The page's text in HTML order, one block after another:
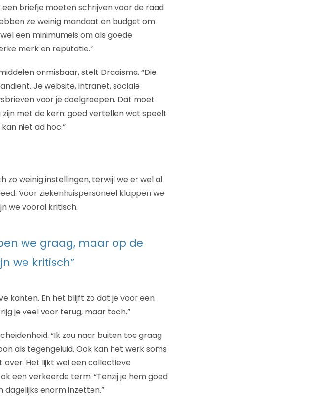
briefje moeten schrijven voor de raad
ze weinig mandaat en budget om
een minimumeis om als goede
merk en reputatie.”
onmisbaar, stelt Draaisma. “Die
Je website, intranet, sociale
voor je doelgroepen. Dat moet
zijn met de kern: goed vertellen wat speelt
niet ad hoc.”
zo weinig instellingen, terwijl we er wel al
Voor ziekenhuispersoneel klappen we
we vooral kritisch.
we graag, maar op de
we kritisch”
kanten. En het blijft zo dat je voor een
je veel voor terug, maar toch.”
“Ik zou naar buiten toe graag
als tegengeluid. Ook kan het werk soms
Het lijkt wel een collectieve
een verkeerde term: “Tenzij je hem goed
dagelijks enorm inzetten.”